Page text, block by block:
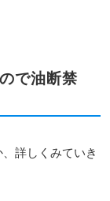
で油断禁
詳しくみていき